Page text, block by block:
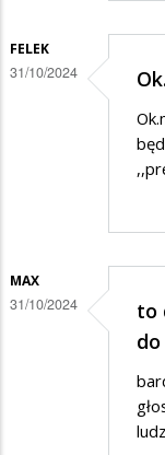
FELEK
31/10/2024
MAX
31/10/2024
to